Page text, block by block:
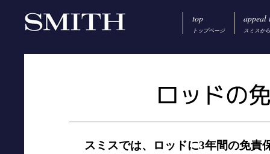
top
トップページ
appeal
スミスか
スミスでは、ロッドに3年間の免責